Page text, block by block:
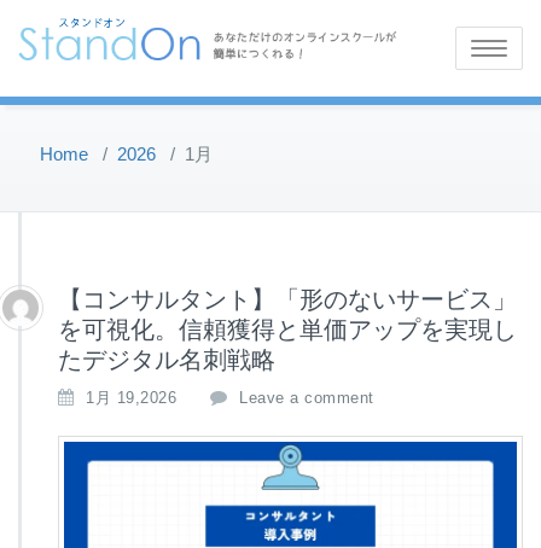
Toggle
Home / 2026 / 1月
【コンサルタント】「形のないサービス」
を可視化。信頼獲得と単価アップを実現し
たデジタル名刺戦略
1月 19,2026 Leave a comment